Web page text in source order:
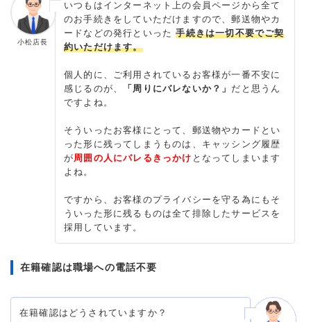
小松店長
いつもはインターネット上の会員ページから全て
のお手続きをしていただけますので、郵送物やカ
ードなどの発行といった手続きは一切不要でご契
約いただけます。
個人的に、ご利用されているお客様が一番不安に
感じるのが、
「周りにバレないか？」 だと思うん
ですよね。
そういったお客様にとって、郵送物やカードとい
った形に残ってしまうものは、キャッシング履歴
が周囲の人にバレるきっかけ となってしまいます
よね。
ですから、お客様のプライバシーを守る為にもそ
ういった形に残るものは全て排除したサービスを
採用しています。
在籍確認は職場への電話不要
在籍確認はどうされていますか？